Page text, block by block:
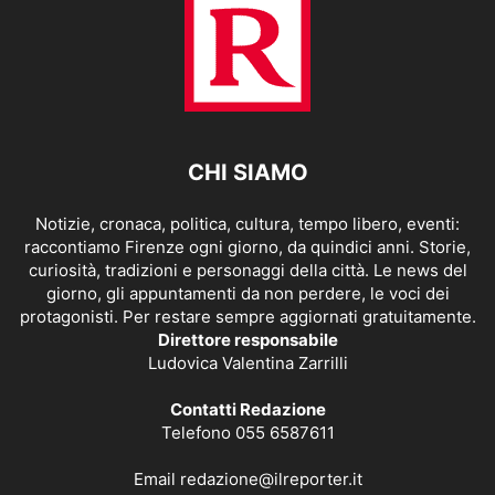
CHI SIAMO
Notizie, cronaca, politica, cultura, tempo libero, eventi:
raccontiamo Firenze ogni giorno, da quindici anni. Storie,
curiosità, tradizioni e personaggi della città. Le news del
giorno, gli appuntamenti da non perdere, le voci dei
protagonisti. Per restare sempre aggiornati gratuitamente.
Direttore responsabile
Ludovica Valentina Zarrilli
Contatti Redazione
Telefono 055 6587611
Email redazione@ilreporter.it